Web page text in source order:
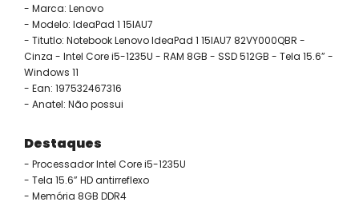
- Marca: Lenovo
- Modelo: IdeaPad 1 15IAU7
- Titutlo: Notebook Lenovo IdeaPad 1 15IAU7 82VY000QBR -
Cinza - Intel Core i5-1235U - RAM 8GB - SSD 512GB - Tela 15.6” -
Windows 11
- Ean: 197532467316
- Anatel: Não possui
Destaques
- Processador Intel Core i5-1235U
- Tela 15.6” HD antirreflexo
- Memória 8GB DDR4